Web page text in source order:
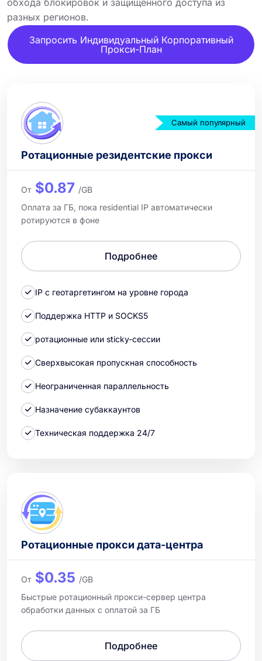
разных регионов.
Запросить Индивидуальный Корпоративный
Прокси-План
Самый популярный
Ротационные резидентские прокси
От $0.87 /GB
Оплата за ГБ, пока residential IP автоматически
ротируются в фоне
Подробнее
IP с геотаргетингом на уровне города
Поддержка HTTP и SOCKS5
ротационные или sticky-сессии
Сверхвысокая пропускная способность
Неограниченная параллельность
Назначение субаккаунтов
Техническая поддержка 24/7
Ротационные прокси дата-центра
От $0.35 /GB
Быстрые ротационный прокси-сервер центра
обработки данных с оплатой за ГБ
Подробнее